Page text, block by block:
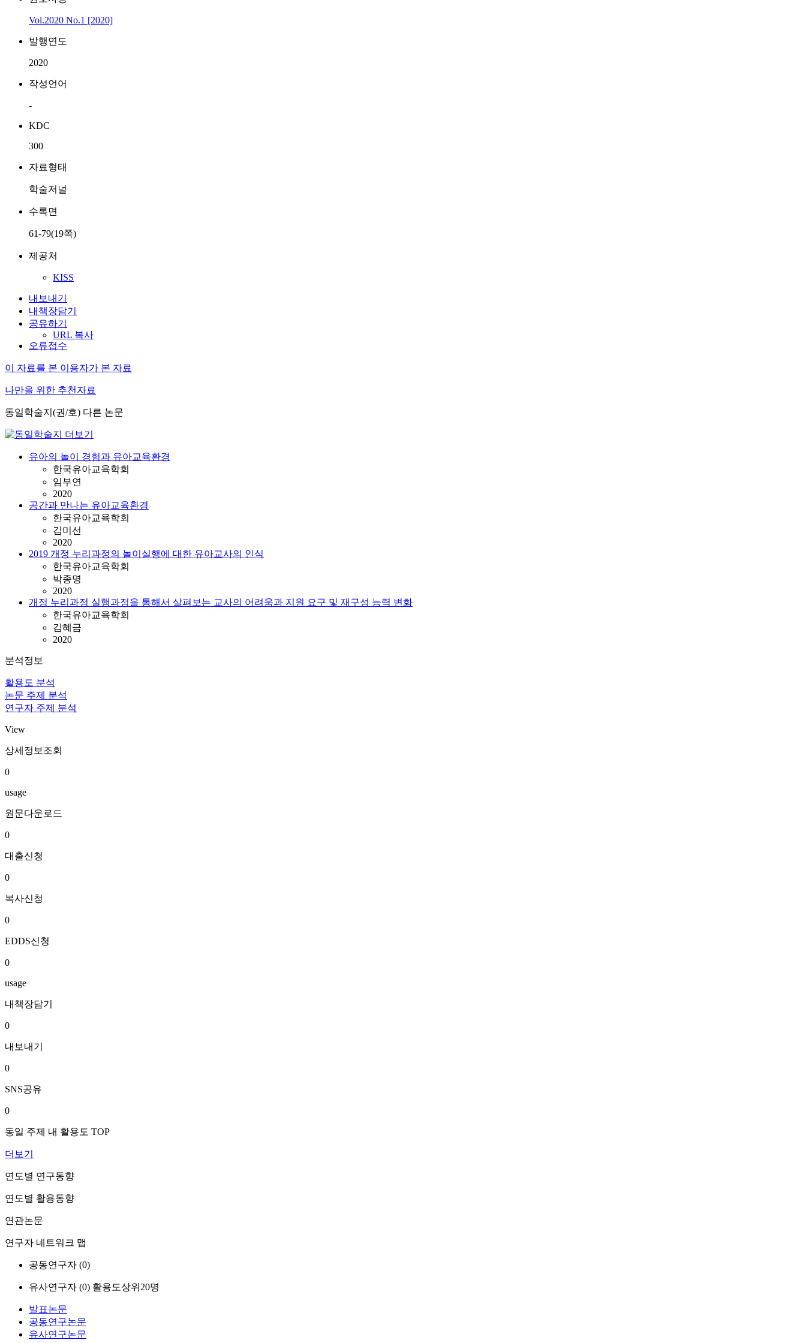
Vol.2020 No.1 [2020]
발행연도
2020
작성언어
-
KDC
300
자료형태
학술저널
수록면
61-79(19쪽)
제공처
KISS
내보내기
내책장담기
공유하기
URL 복사
오류접수
이 자료를 본 이용자가 본 자료
나만을 위한 추천자료
동일학술지(권/호) 다른 논문
유아의 놀이 경험과 유아교육환경
한국유아교육학회
임부연
2020
공간과 만나는 유아교육환경
한국유아교육학회
김미선
2020
2019 개정 누리과정의 놀이실행에 대한 유아교사의 인식
한국유아교육학회
박종명
2020
개정 누리과정 실행과정을 통해서 살펴보는 교사의 어려움과 지원 요구 및 재구성 능력 변화
한국유아교육학회
김혜금
2020
분석정보
활용도 분석
논문 주제 분석
연구자 주제 분석
View
상세정보조회
0
usage
원문다운로드
0
대출신청
0
복사신청
0
EDDS신청
0
usage
내책장담기
0
내보내기
0
SNS공유
0
동일 주제 내 활용도 TOP
더보기
연도별 연구동향
연도별 활용동향
연관논문
연구자 네트워크 맵
공동연구자 (0)
유사연구자 (0) 활용도상위20명
발표논문
공동연구논문
유사연구논문